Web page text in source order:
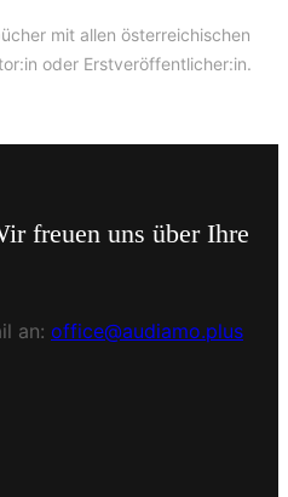
mit allen österreichischen
oder Erstveröffentlicher:in.
freuen uns über Ihre
an: office@audiamo.plus